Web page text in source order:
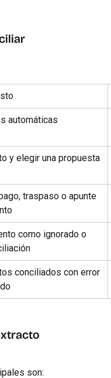
automáticas
y elegir una propuesta
traspaso o apunte
como ignorado o
conciliados con error
son: